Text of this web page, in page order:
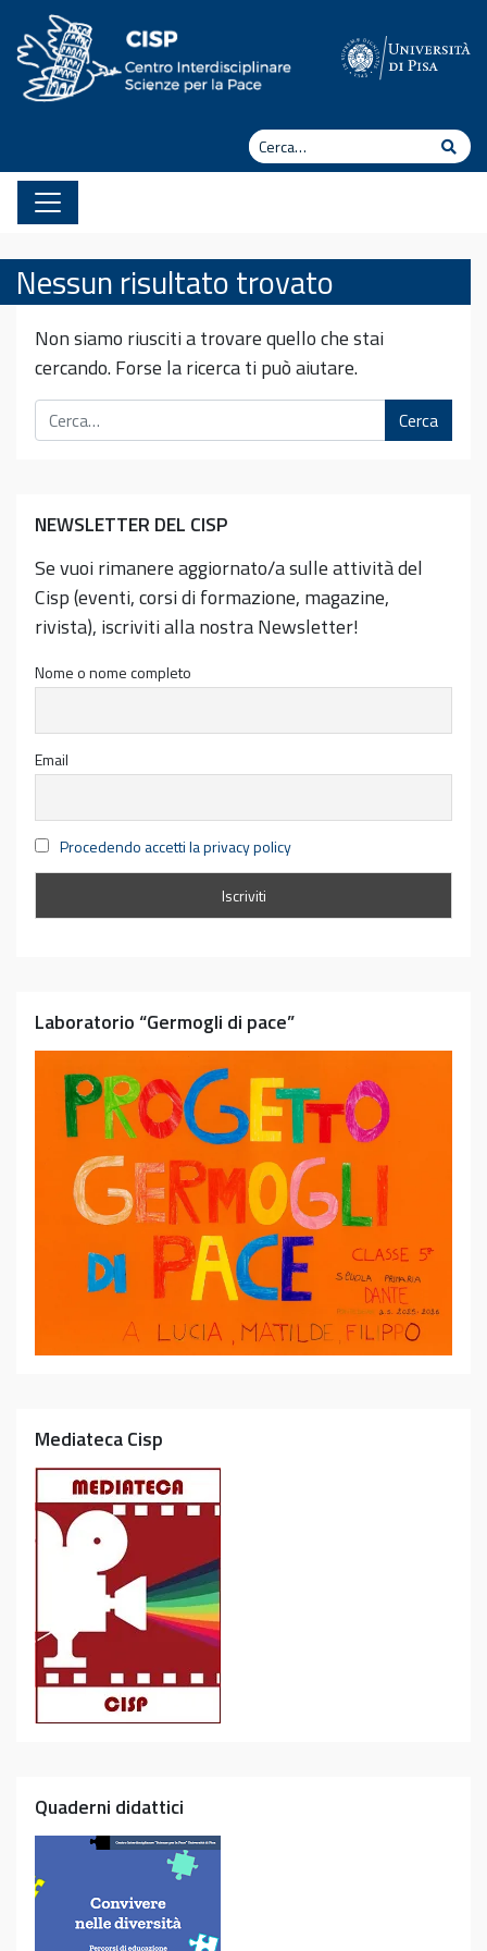
Vai al contenuto
Cerca
Nessun risultato trovato
Non siamo riusciti a trovare quello che stai
cercando. Forse la ricerca ti può aiutare.
Cerca
NEWSLETTER DEL CISP
Se vuoi rimanere aggiornato/a sulle attività del
Cisp (eventi, corsi di formazione, magazine,
rivista), iscriviti alla nostra Newsletter!
Nome o nome completo
Email
Procedendo accetti la privacy policy
Laboratorio “Germogli di pace”
Mediateca Cisp
Quaderni didattici